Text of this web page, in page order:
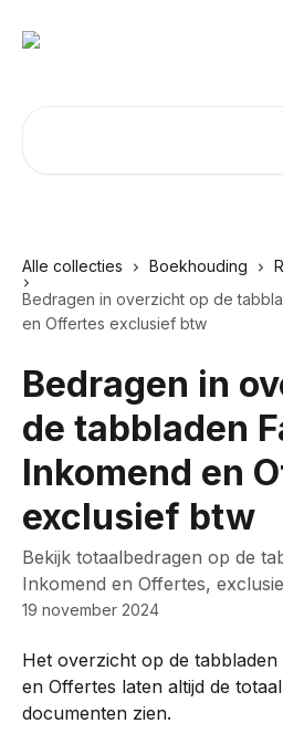
Alle collecties Boekhouding
Bedragen in overzicht op de
en Offertes exclusief btw
Bedragen in
de tabbladen
Inkomend en
exclusief btw
Bekijk totaalbedragen op de
Inkomend en Offertes,
19 november 2024
Het overzicht op de
en Offertes laten altijd de
documenten zien.